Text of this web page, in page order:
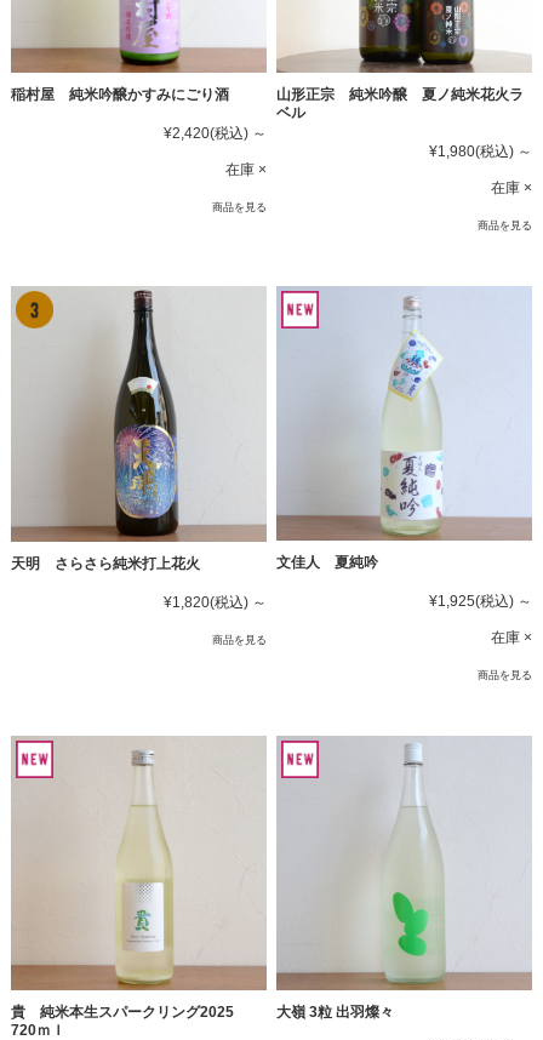
稲村屋 純米吟醸かすみにごり酒
¥2,420(税込) ～
在庫 ×
商品を見る
山形正宗 純米吟醸 夏ノ純米花火ラ
ベル
¥1,980(税込) ～
在庫 ×
商品を見る
天明 さらさら純米打上花火
¥1,820(税込) ～
商品を見る
文佳人 夏純吟
¥1,925(税込) ～
在庫 ×
商品を見る
貴 純米本生スパークリング2025
720ｍｌ
大嶺 3粒 出羽燦々